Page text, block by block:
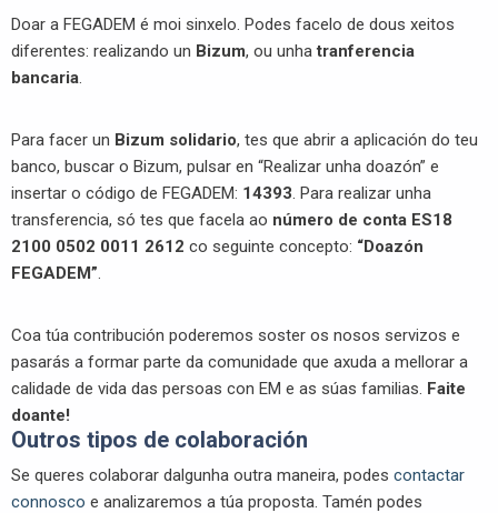
Doar a FEGADEM é moi sinxelo. Podes facelo de dous xeitos
diferentes: realizando un Bizum, ou unhatranferencia
bancaria.
Para facer un Bizum solidario, tes que abrir a aplicación do teu
banco, buscar o Bizum, pulsar en “Realizar unha doazón” e
insertar o código de FEGADEM: 14393. Para realizar unha
transferencia, só tes que facela ao número de conta ES18
2100 0502 0011 2612 co seguinte concepto: “Doazón
FEGADEM”.
Coa túa contribución poderemos soster os nosos servizos e
pasarás a formar parte da comunidade que axuda a mellorar a
calidade de vida das persoas con EM e as súas familias. Faite
doante!
Outros tipos de colaboración
Se queres colaborar dalgunha outra maneira, podes contactar
connosco e analizaremos a túa proposta. Tamén podes